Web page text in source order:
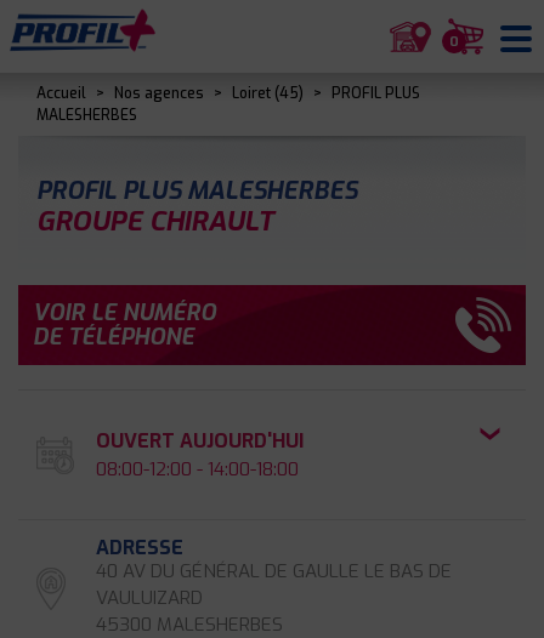
0
Accueil > Nos agences > Loiret (45) >
PROFIL PLUS
MALESHERBES
PROFIL PLUS MALESHERBES
GROUPE CHIRAULT
VOIR LE NUMÉRO
DE TÉLÉPHONE
OUVERT AUJOURD'HUI
08:00-12:00 - 14:00-18:00
ADRESSE
40 AV DU GÉNÉRAL DE GAULLE LE BAS DE
VAULUIZARD
45300 MALESHERBES